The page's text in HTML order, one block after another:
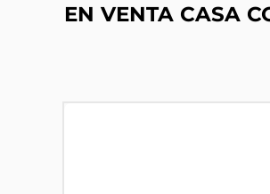
EN VENTA CASA